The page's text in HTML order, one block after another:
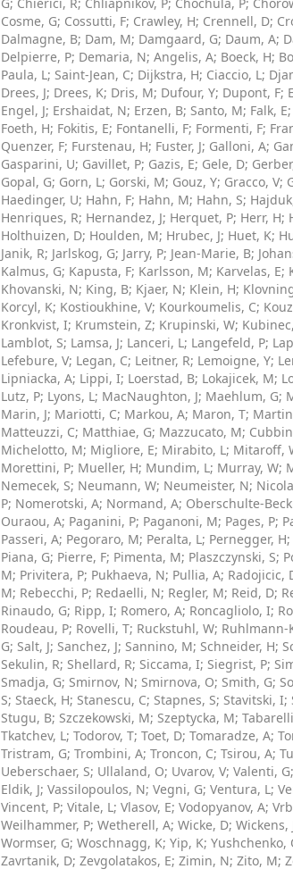
Cosme, G; Cossutti, F; Crawley, H; Crennell, D;
Dalmagne, B; Dam, M; Damgaard, G; Daum, A;
Delpierre, P; Demaria, N; Angelis, A; Boeck, H;
Paula, L; Saint-Jean, C; Dijkstra, H; Ciaccio, L;
Drees, J; Drees, K; Dris, M; Dufour, Y; Dupont, F;
Engel, J; Ershaidat, N; Erzen, B; Santo, M; Falk, E;
Foeth, H; Fokitis, E; Fontanelli, F; Formenti, F;
Quenzer, F; Furstenau, H; Fuster, J; Galloni, A;
Gasparini, U; Gavillet, P; Gazis, E; Gele, D;
Gopal, G; Gorn, L; Gorski, M; Gouz, Y; Gracco, V;
Haedinger, U; Hahn, F; Hahn, M; Hahn, S;
Henriques, R; Hernandez, J; Herquet, P; Herr, H;
Holthuizen, D; Houlden, M; Hrubec, J; Huet, K;
Janik, R; Jarlskog, G; Jarry, P; Jean-Marie, B;
Kalmus, G; Kapusta, F; Karlsson, M; Karvelas, E;
Khovanski, N; King, B; Kjaer, N; Klein, H;
Korcyl, K; Kostioukhine, V; Kourkoumelis, C;
Kronkvist, I; Krumstein, Z; Krupinski, W;
Lamblot, S; Lamsa, J; Lanceri, L; Langefeld, P;
Lefebure, V; Legan, C; Leitner, R; Lemoigne, Y;
Lipniacka, A; Lippi, I; Loerstad, B; Lokajicek, M;
Lutz, P; Lyons, L; MacNaughton, J; Maehlum, G;
Marin, J; Mariotti, C; Markou, A; Maron, T;
Matteuzzi, C; Matthiae, G; Mazzucato, M;
Michelotto, M; Migliore, E; Mirabito, L; Mitaroff,
Morettini, P; Mueller, H; Mundim, L; Murray, W;
Nemecek, S; Neumann, W; Neumeister, N;
P; Nomerotski, A; Normand, A; Oberschulte-
Ouraou, A; Paganini, P; Paganoni, M; Pages, P;
Passeri, A; Pegoraro, M; Peralta, L; Pernegger, H;
Piana, G; Pierre, F; Pimenta, M; Plaszczynski, S;
M; Privitera, P; Pukhaeva, N; Pullia, A; Radojicic,
M; Rebecchi, P; Redaelli, N; Regler, M; Reid, D;
Rinaudo, G; Ripp, I; Romero, A; Roncagliolo, I;
Roudeau, P; Rovelli, T; Ruckstuhl, W; Ruhlmann-
G; Salt, J; Sanchez, J; Sannino, M; Schneider, H;
Sekulin, R; Shellard, R; Siccama, I; Siegrist, P;
Smadja, G; Smirnov, N; Smirnova, O; Smith, G;
S; Staeck, H; Stanescu, C; Stapnes, S; Stavitski, I;
Stugu, B; Szczekowski, M; Szeptycka, M;
Tkatchev, L; Todorov, T; Toet, D; Tomaradze, A;
Tristram, G; Trombini, A; Troncon, C; Tsirou, A;
Ueberschaer, S; Ullaland, O; Uvarov, V; Valenti, G;
Eldik, J; Vassilopoulos, N; Vegni, G; Ventura, L;
Vincent, P; Vitale, L; Vlasov, E; Vodopyanov, A;
Weilhammer, P; Wetherell, A; Wicke, D; Wickens,
Wormser, G; Woschnagg, K; Yip, K; Yushchenko,
Zavrtanik, D; Zevgolatakos, E; Zimin, N; Zito, M;